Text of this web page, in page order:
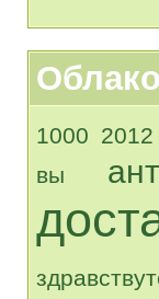
1000 2012
вы